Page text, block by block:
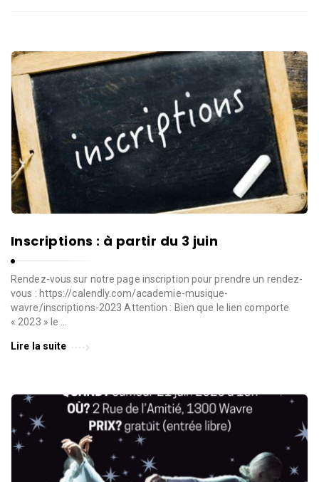
P
a
r
o
l
e
d
e
l
a
V
i
l
l
e
d
a
v
r
e
Inscriptions : à partir du 3 juin
Rendez-vous sur notre page inscription pour prendre un rendez-
vous : https://calendly.com/academie-musique-
wavre/inscriptions-2023 Attention : Bien que le lien comporte
« 2023 » le …
Lire la suite